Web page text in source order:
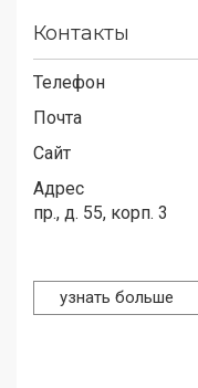
Контакты
Телефон
Почта
Сайт
Адрес
пр., д. 55, корп. 3
узнать больше